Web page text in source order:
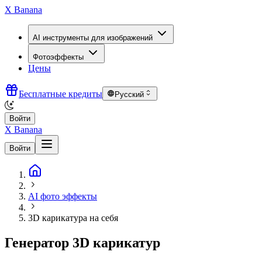
X Banana
AI инструменты для изображений
Фотоэффекты
Цены
Бесплатные кредиты Русский
Войти
X Banana
Войти
AI фото эффекты
3D карикатура на себя
Генератор 3D карикатур